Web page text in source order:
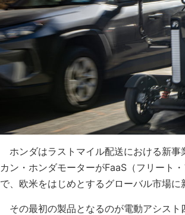
ホンダはラストマイル配送における新
カン・ホンダモーターがFaaS（フリート
で、欧米をはじめとするグローバル市場に
その最初の製品となるのが電動アシスト